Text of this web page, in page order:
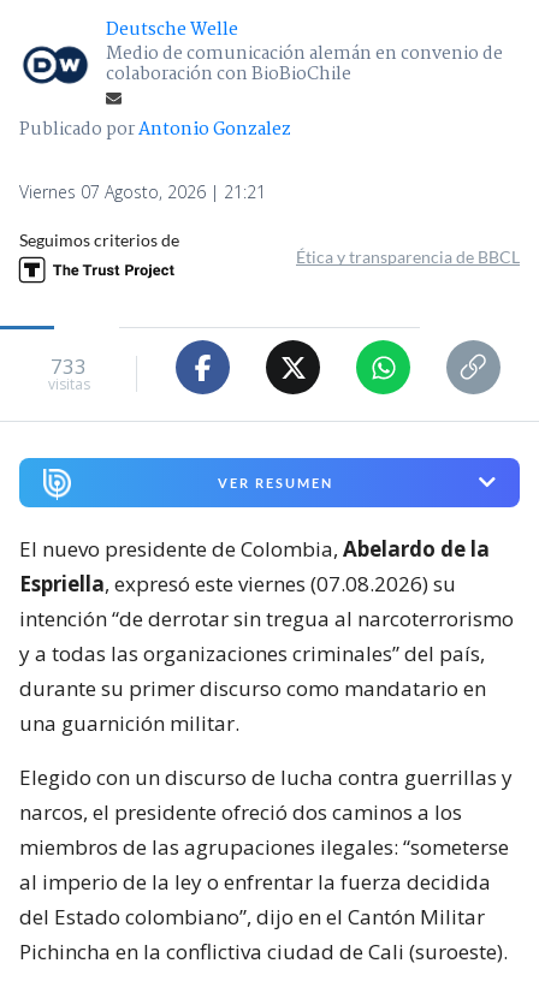
Deutsche Welle
Medio de comunicación alemán en convenio de
colaboración con BioBioChile
Publicado porAntonio Gonzalez
Viernes 07 Agosto, 2026 | 21:21
Seguimos criterios de
Ética y transparencia de BBCL
733
visitas
VER RESUMEN
El nuevo presidente de Colombia, Abelardo de la
Espriella, expresó este viernes (07.08.2026) su
intención “de derrotar sin tregua al narcoterrorismo
y a todas las organizaciones criminales” del país,
durante su primer discurso como mandatario en
una guarnición militar.
Elegido con un discurso de lucha contra guerrillas y
narcos, el presidente ofreció dos caminos a los
miembros de las agrupaciones ilegales: “someterse
al imperio de la ley o enfrentar la fuerza decidida
del Estado colombiano”, dijo en el Cantón Militar
Pichincha en la conflictiva ciudad de Cali (suroeste).